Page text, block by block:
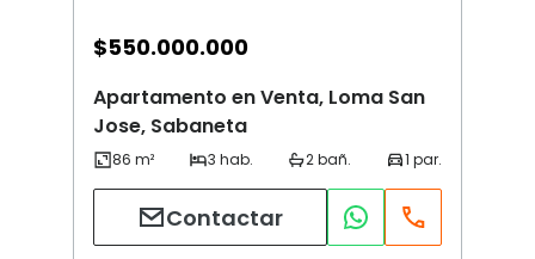
$550.000.000
Apartamento en Venta, Loma San
Jose, Sabaneta
Contactar